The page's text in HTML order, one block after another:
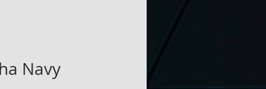
Navy